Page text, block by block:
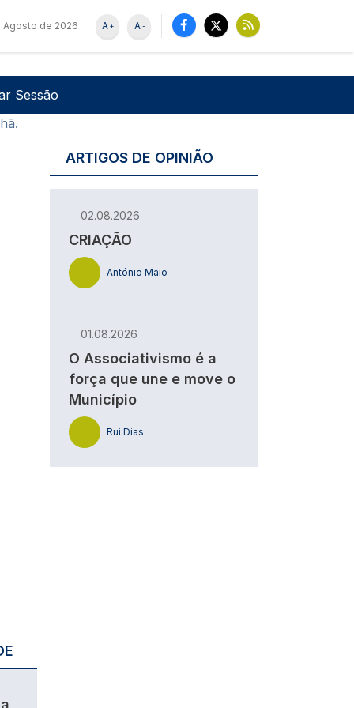
Agosto de 2026 -
A
+
A
de utilizador
Sessão
ARTIGOS DE OPINIÃO
02.08.2026
CRIAÇÃO
António Maio
01.08.2026
O Associativismo é a
força que une e move o
Município
Rui Dias